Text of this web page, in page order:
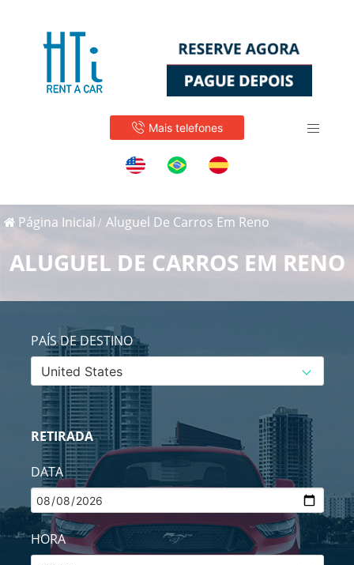
Mais telefones
Página Inicial Aluguel De Carros Em Reno
ALUGUEL DE CARROS EM RENO
PAÍS DE DESTINO
RETIRADA
DATA
HORA